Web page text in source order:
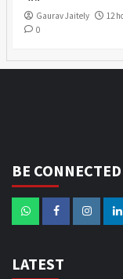
Gaurav Jaitely
12
0
BE CONNECTED
LATEST